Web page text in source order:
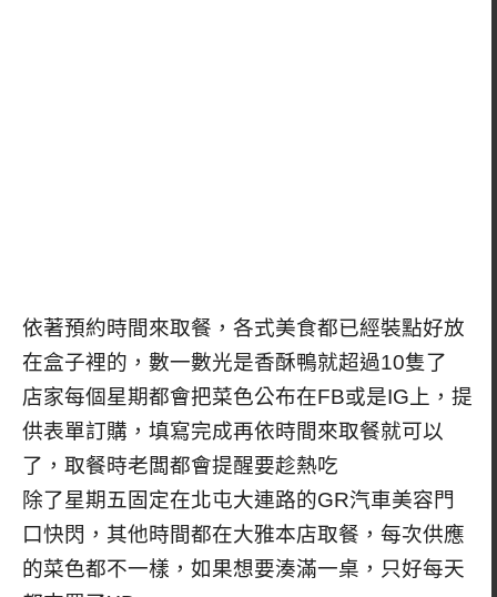
依著預約時間來取餐，各式美食都已經裝點好放
在盒子裡的，數一數光是香酥鴨就超過10隻了
店家每個星期都會把菜色公布在FB或是IG上，提
供表單訂購，填寫完成再依時間來取餐就可以
了，取餐時老闆都會提醒要趁熱吃
除了星期五固定在北屯大連路的GR汽車美容門
口快閃，其他時間都在大雅本店取餐，每次供應
的菜色都不一樣，如果想要湊滿一桌，只好每天